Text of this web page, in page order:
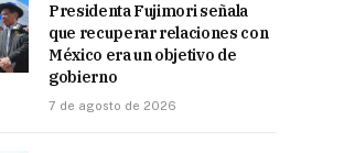
Presidenta Fujimori señala
que recuperar relaciones con
México era un objetivo de
gobierno
7 de agosto de 2026